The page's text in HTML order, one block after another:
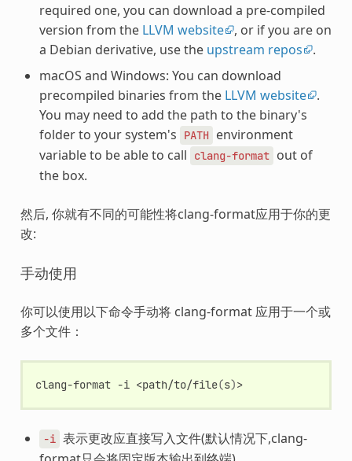
required one, you can download a pre-compiled
version from the LLVM website , or if you are on
a Debian derivative, use the upstream repos
.
macOS and Windows: You can download
precompiled binaries from the LLVM website .
You may need to add the path to the binary's
folder to your system's
PATH environment
variable to be able to call
clang-format out of
the box.
然后, 你就有不同的可能性将clang-format应用于你的更
改:
手动使用
你可以使用以下命令手动将 clang-format 应用于一个或
多个文件：
clang-format -i <path/to/file(s) >
-i 表示更改应直接写入文件(默认情况下,clang-